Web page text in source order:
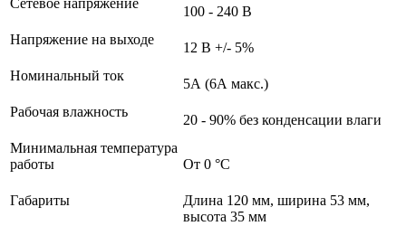
Сетевое напряжение
100 - 240 В
Напряжение на выходе
12 В +/- 5%
Номинальный ток
5А (6А макс.)
Рабочая влажность
20 - 90% без конденсации влаги
Минимальная температура
работы
От 0 °С
Габариты
Длина 120 мм, ширина 53 мм,
высота 35 мм